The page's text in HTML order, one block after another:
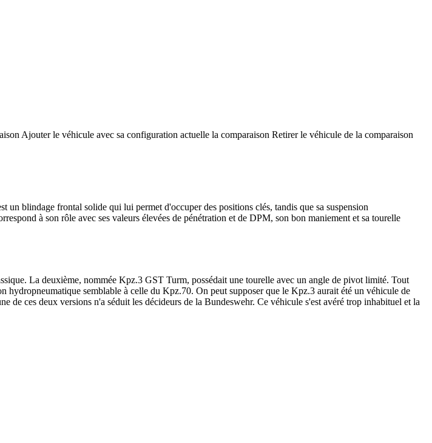
Ajouter le véhicule avec sa configuration actuelle la comparaison Retirer le véhicule de la comparaison
blindage frontal solide qui lui permet d'occuper des positions clés, tandis que sa suspension
à son rôle avec ses valeurs élevées de pénétration et de DPM, son bon maniement et sa tourelle
La deuxième, nommée Kpz.3 GST Turm, possédait une tourelle avec un angle de pivot limité. Tout
semblable à celle du Kpz.70. On peut supposer que le Kpz.3 aurait été un véhicule de
de ces deux versions n'a séduit les décideurs de la Bundeswehr. Ce véhicule s'est avéré trop inhabituel et la